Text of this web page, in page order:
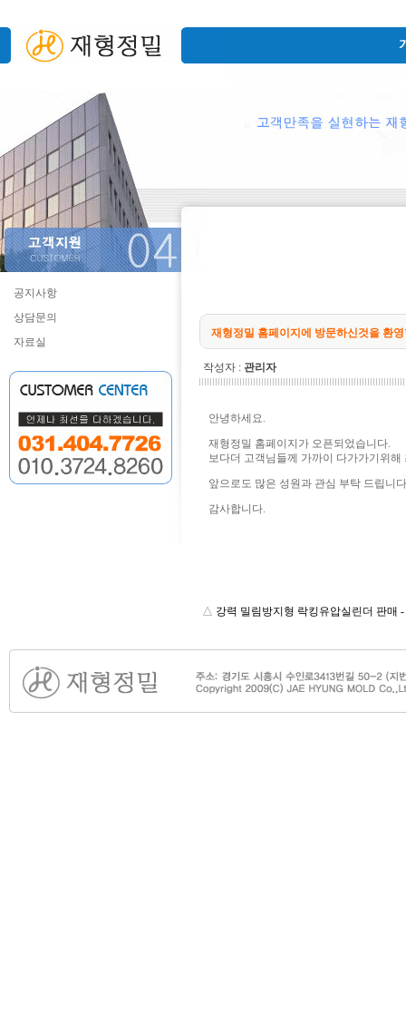
공지사항
상담문의
자료실
재형정밀 홈페이지에 방문하신것을 환
작성자 : 관리자
안녕하세요.
재형정밀 홈페이지가 오픈되었습니다.
보다더 고객님들께 가까이 다가가기위
앞으로도 많은 성원과 관심 부탁 드립니
감사합니다.
△ 강력 밀림방지형 락킹유압실린더 판매